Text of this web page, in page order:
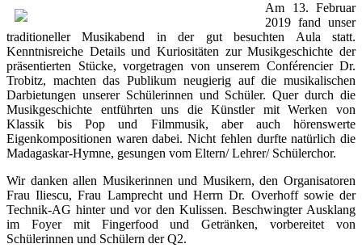
Am 13. Februar
2019 fand unser
traditioneller Musikabend in der gut besuchten Aula statt.
Kenntnisreiche Details und Kuriositäten zur Musikgeschichte der
präsentierten Stücke, vorgetragen von unserem Conférencier Dr.
Trobitz, machten das Publikum neugierig auf die musikalischen
Darbietungen unserer Schülerinnen und Schüler. Quer durch die
Musikgeschichte entführten uns die Künstler mit Werken von
Klassik bis Pop und Filmmusik, aber auch hörenswerte
Eigenkompositionen waren dabei. Nicht fehlen durfte natürlich die
Madagaskar-Hymne, gesungen vom Eltern/ Lehrer/ Schülerchor.
Wir danken allen Musikerinnen und Musikern, den Organisatoren
Frau Iliescu, Frau Lamprecht und Herrn Dr. Overhoff sowie der
Technik-AG hinter und vor den Kulissen. Beschwingter Ausklang
im Foyer mit Fingerfood und Getränken, vorbereitet von
Schülerinnen und Schülern der Q2.